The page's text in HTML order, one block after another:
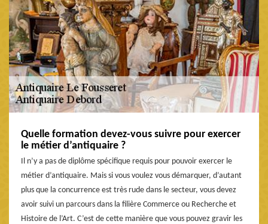
Quelle formation devez-vous suivre pour exercer
le métier d’antiquaire ?
Il n’y a pas de diplôme spécifique requis pour pouvoir exercer le
métier d’antiquaire. Mais si vous voulez vous démarquer, d’autant
plus que la concurrence est très rude dans le secteur, vous devez
avoir suivi un parcours dans la filière Commerce ou Recherche et
Histoire de l’Art. C’est de cette manière que vous pouvez gravir les